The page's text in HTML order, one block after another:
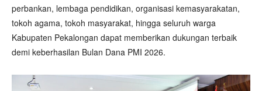
perbankan, lembaga pendidikan, organisasi kemasyarakatan,
tokoh agama, tokoh masyarakat, hingga seluruh warga
Kabupaten Pekalongan dapat memberikan dukungan terbaik
demi keberhasilan Bulan Dana PMI 2026.